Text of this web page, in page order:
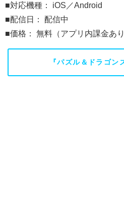
■対応機種： iOS／Android
■配信日： 配信中
■価格： 無料（アプリ内課金あり
『パズル＆ドラゴン